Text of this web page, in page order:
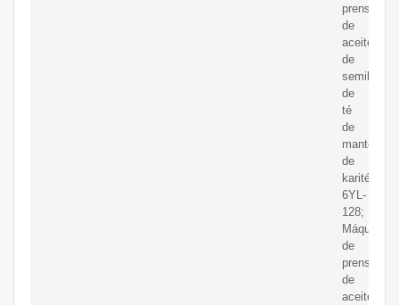
prensado
de
aceite
de
semilla
de
té
de
manteca
de
karité
6YL-
128;
Máquina
de
prensa
de
aceite